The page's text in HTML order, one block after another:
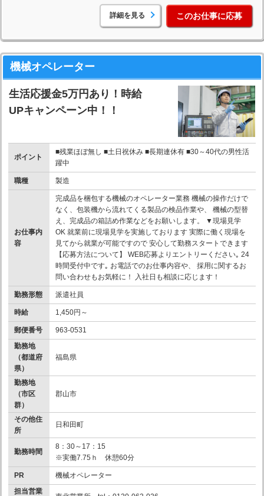
詳細を見る このお仕事に応募
機械オペレーター
生活応援金5万円あり！時給
UPキャンペーン中！！
ポイント
■残業ほぼ無し ■土日祝休み ■長期連休有 ■30～40代の男性活
躍中
職種 製造
お仕事内
容
完成品を梱包する機械のオペレーター業務 機械の操作だけで
なく、包装機から流れてくる製品の検品作業や、 機械の型替
え、完成品の箱詰め作業などをお願いします。 ▼現場見学
OK 就業前に現場見学を実施しております 実際に働く現場を
見てから就業が可能ですので 安心して勤務スタートできます
【応募方法について】 WEB応募よりエントリーください｡ 24
時間受付中です｡ お電話でのお仕事内容や、 採用に関するお
問い合わせもお気軽に！ 入社日も相談に応じます！
勤務形態 派遣社員
時給 1,450円～
郵便番号
963-0531
勤務地
（都道府
県）
福島県
勤務地
（市区
群）
郡山市
その他住
所
日和田町
勤務時間
8：30～17：15
※実働7.75ｈ 休憩60分
PR
機械オペレーター
担当営業